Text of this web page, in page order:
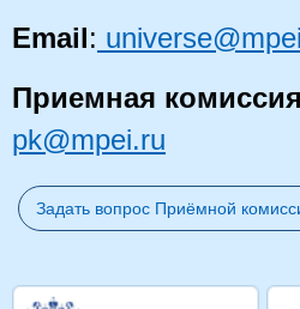
Email:
Приемная комиссия
pk@mpei.ru
Задать вопрос Приёмной